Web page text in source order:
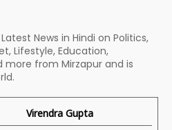
News in Hindi on Politics,
Lifestyle, Education,
from Mirzapur and is
Virendra Gupta